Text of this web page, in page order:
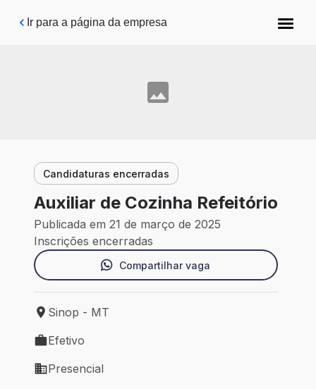
Pular para o conteúdo principal
Ir para a página da empresa
Candidaturas encerradas
Auxiliar de Cozinha Refeitório
Publicada em 21 de março de 2025
Inscrições encerradas
Compartilhar vaga
Local de trabalho: Sinop - MT
Sinop - MT
Tipo de vaga: Efetivo
Efetivo
Modelo de trabalho: Presencial
Presencial